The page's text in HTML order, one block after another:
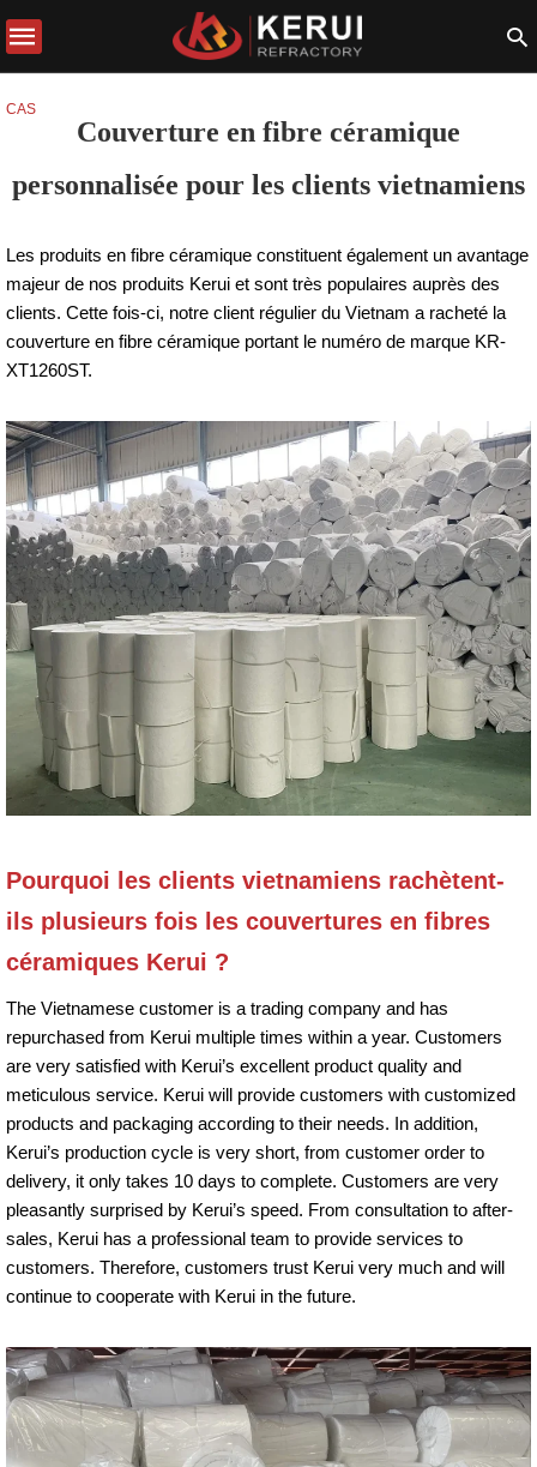
CAS
Couverture en fibre céramique
personnalisée pour les clients vietnamiens
Les produits en fibre céramique constituent également un avantage
majeur de nos produits Kerui et sont très populaires auprès des
clients. Cette fois-ci, notre client régulier du Vietnam a racheté la
couverture en fibre céramique portant le numéro de marque KR-
XT1260ST.
Pourquoi les clients vietnamiens rachètent-
ils plusieurs fois les couvertures en fibres
céramiques Kerui ?
The Vietnamese customer is a trading company and has
repurchased from Kerui multiple times within a year. Customers
are very satisfied with Kerui’s excellent product quality and
meticulous service. Kerui will provide customers with customized
products and packaging according to their needs. In addition,
Kerui’s production cycle is very short, from customer order to
delivery, it only takes 10 days to complete. Customers are very
pleasantly surprised by Kerui’s speed. From consultation to after-
sales, Kerui has a professional team to provide services to
customers. Therefore, customers trust Kerui very much and will
continue to cooperate with Kerui in the future.